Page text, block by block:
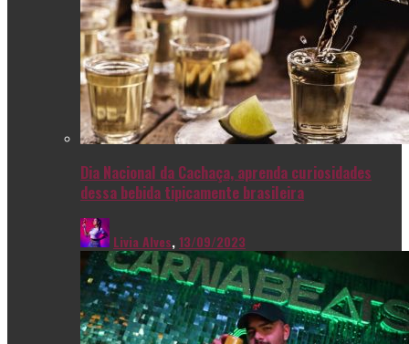
Dia Nacional da Cachaça, aprenda curiosidades
dessa bebida tipicamente brasileira
Livia Alves,13/09/2023